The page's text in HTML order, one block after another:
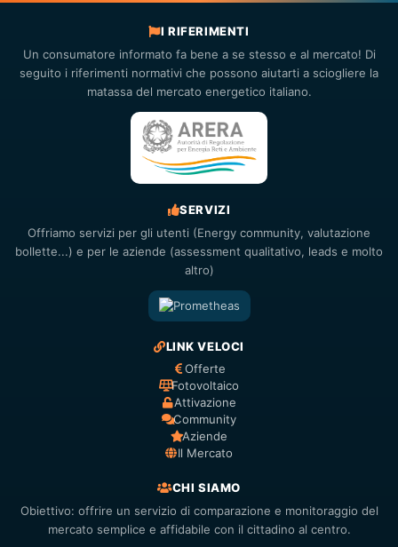
I RIFERIMENTI
Un consumatore informato fa bene a se stesso e al mercato! Di
seguito i riferimenti normativi che possono aiutarti a sciogliere la
matassa del mercato energetico italiano.
SERVIZI
Offriamo servizi per gli utenti (Energy community, valutazione
bollette...) e per le aziende (assessment qualitativo, leads e molto
altro)
LINK VELOCI
Offerte
Fotovoltaico
Attivazione
Community
Aziende
Il Mercato
CHI SIAMO
Obiettivo: offrire un servizio di comparazione e monitoraggio del
mercato semplice e affidabile con il cittadino al centro.